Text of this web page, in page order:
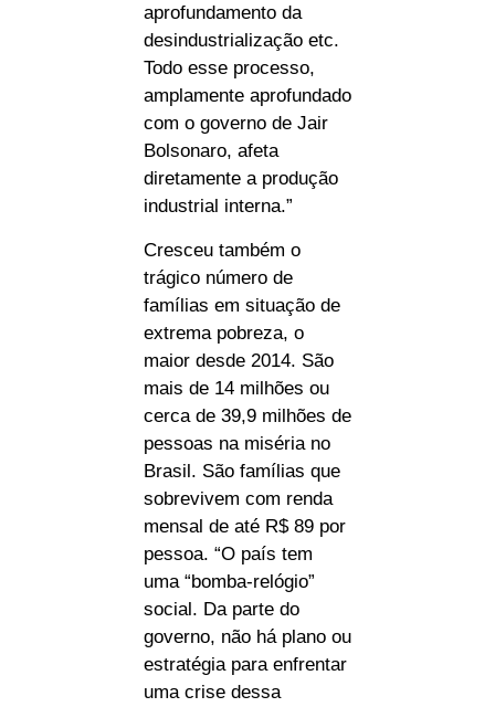
aprofundamento da
desindustrialização etc.
Todo esse processo,
amplamente aprofundado
com o governo de Jair
Bolsonaro, afeta
diretamente a produção
industrial interna.”
Cresceu também o
trágico número de
famílias em situação de
extrema pobreza, o
maior desde 2014. São
mais de 14 milhões ou
cerca de 39,9 milhões de
pessoas na miséria no
Brasil. São famílias que
sobrevivem com renda
mensal de até R$ 89 por
pessoa. “O país tem
uma “bomba-relógio”
social. Da parte do
governo, não há plano ou
estratégia para enfrentar
uma crise dessa